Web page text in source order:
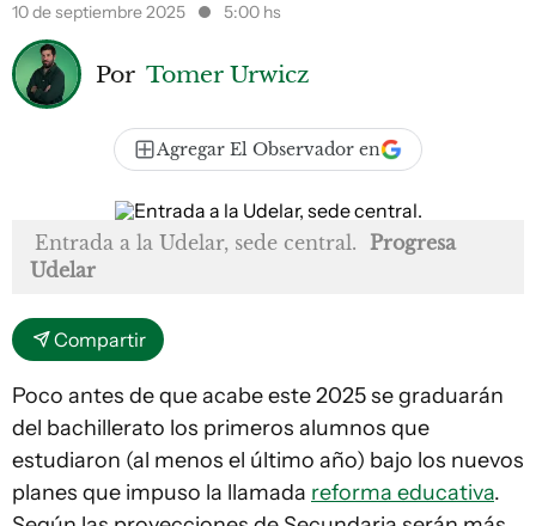
10 de septiembre 2025 5:00 hs
Por Tomer Urwicz
Agregar El Observador en
Entrada a la Udelar, sede central. Progresa
Udelar
Compartir
Poco antes de que acabe este 2025 se graduarán
del bachillerato los primeros alumnos que
estudiaron (al menos el último año) bajo los nuevos
planes que impuso la llamada reforma educativa.